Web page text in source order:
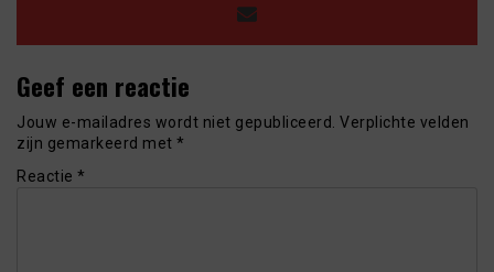
Geef een reactie
Jouw e-mailadres wordt niet gepubliceerd. Verplichte velden
zijn gemarkeerd met *
Reactie *